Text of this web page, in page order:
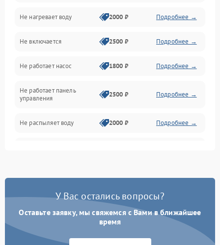
Датчики
Нагрев
Вода
Гигиена
Программное обеспечение
Не нагревает воду 2000 ₽ Подробнее →
Не включается 2500 ₽ Подробнее →
Не работает насос 1800 ₽ Подробнее →
Не работает панель
управления
2500 ₽ Подробнее →
Не распыляет воду 2000 ₽ Подробнее →
Проблемы с набором
Не работает сушилка 2100 ₽ Подробнее →
Сбои в работе таймера 1700 ₽
У Вас остались вопросы?
Оставьте заявку, мы свяжемся с Вами в ближайшее
время